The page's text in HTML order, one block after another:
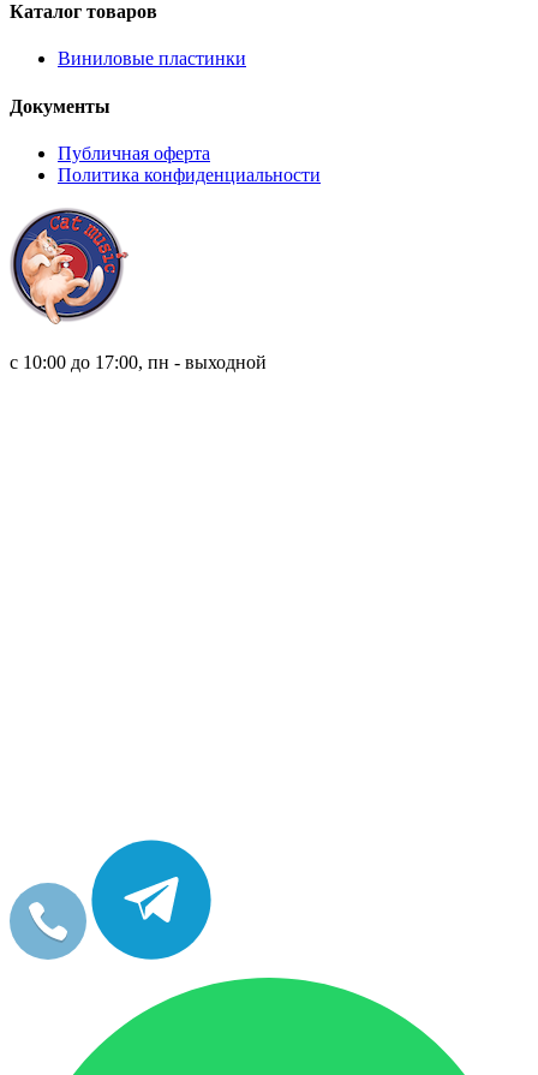
Каталог товаров
Виниловые пластинки
Документы
Публичная оферта
Политика конфиденциальности
с 10:00 до 17:00, пн - выходной